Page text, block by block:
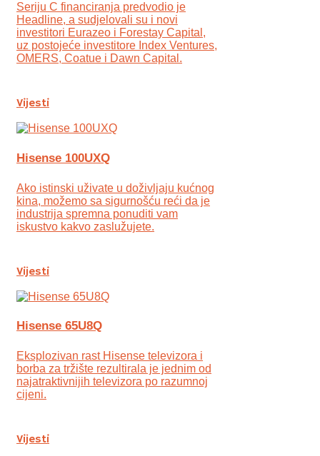
Seriju C financiranja predvodio je
Headline, a sudjelovali su i novi
investitori Eurazeo i Forestay Capital,
uz postojeće investitore Index Ventures,
OMERS, Coatue i Dawn Capital.
Vijesti
Hisense 100UXQ
Ako istinski uživate u doživljaju kućnog
kina, možemo sa sigurnošću reći da je
industrija spremna ponuditi vam
iskustvo kakvo zaslužujete.
Vijesti
Hisense 65U8Q
Eksplozivan rast Hisense televizora i
borba za tržište rezultirala je jednim od
najatraktivnijih televizora po razumnoj
cijeni.
Vijesti